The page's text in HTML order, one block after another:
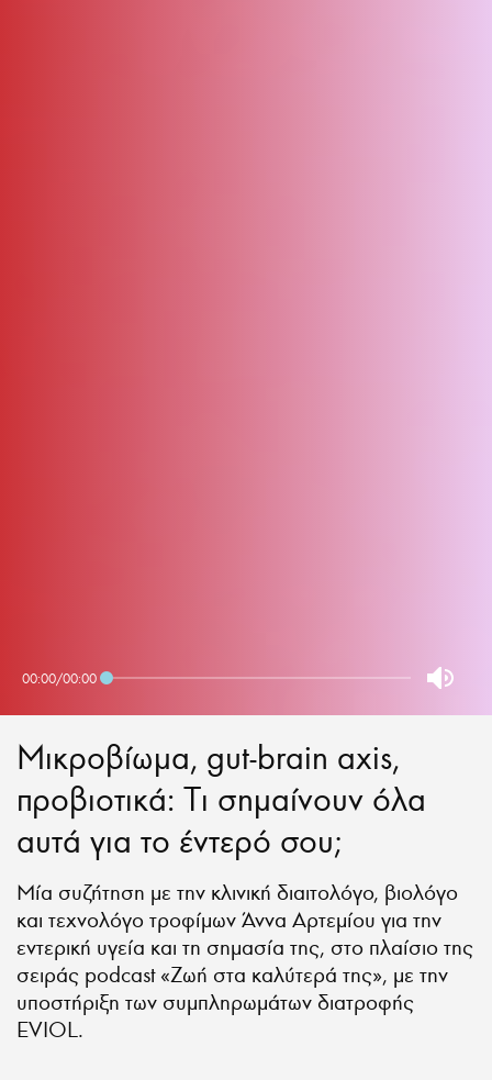
Μικροβίωμα, gut-brain axis,
προβιοτικά: Tι σημαίνουν όλα
αυτά για το έντερό σου;
Μία συζήτηση με την κλινική διαιτολόγο, βιολόγο
και τεχνολόγο τροφίμων Άννα Αρτεμίου για την
εντερική υγεία και τη σημασία της, στο πλαίσιο της
σειράς podcast «Ζωή στα καλύτερά της», με την
υποστήριξη των συμπληρωμάτων διατροφής
EVIOL.
00:00/00:00